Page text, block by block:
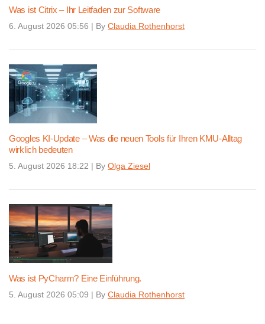
Was ist Citrix – Ihr Leitfaden zur Software
6. August 2026 05:56 | By Claudia Rothenhorst
Googles KI-Update – Was die neuen Tools für Ihren KMU-Alltag
wirklich bedeuten
5. August 2026 18:22 | By Olga Ziesel
Was ist PyCharm? Eine Einführung.
5. August 2026 05:09 | By Claudia Rothenhorst